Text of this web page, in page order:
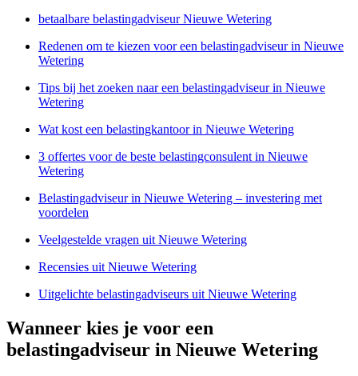
betaalbare belastingadviseur Nieuwe Wetering
Redenen om te kiezen voor een belastingadviseur in Nieuwe
Wetering
Tips bij het zoeken naar een belastingadviseur in Nieuwe
Wetering
Wat kost een belastingkantoor in Nieuwe Wetering
3 offertes voor de beste belastingconsulent in Nieuwe
Wetering
Belastingadviseur in Nieuwe Wetering – investering met
voordelen
Veelgestelde vragen uit Nieuwe Wetering
Recensies uit Nieuwe Wetering
Uitgelichte belastingadviseurs uit Nieuwe Wetering
Wanneer kies je voor een
belastingadviseur in Nieuwe Wetering